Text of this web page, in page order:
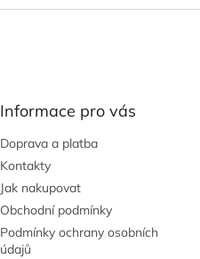
Informace pro vás
Doprava a platba
Kontakty
Jak nakupovat
Obchodní podmínky
Podmínky ochrany osobních
údajů